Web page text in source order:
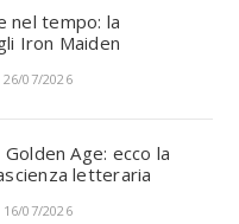
nel tempo: la
Iron Maiden
26/07/2026
Golden Age: ecco la
letteraria
16/07/2026